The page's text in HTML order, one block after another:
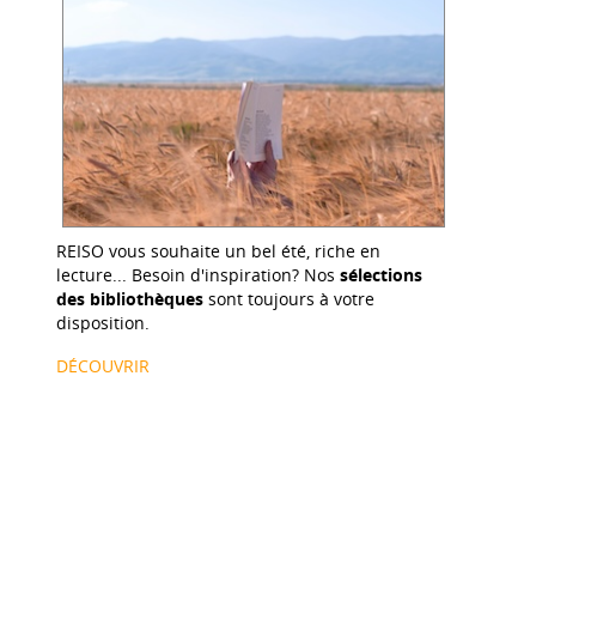
REISO vous souhaite un bel été, riche en
lecture... Besoin d'inspiration? Nos sélections
des bibliothèques sont toujours à votre
disposition.
DÉCOUVRIR